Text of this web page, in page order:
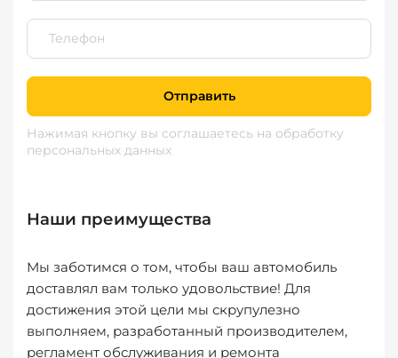
Отправить
Нажимая кнопку вы соглашаетесь на обработку
персональных данных
Наши преимущества
Мы заботимся о том, чтобы ваш автомобиль
доставлял вам только удовольствие! Для
достижения этой цели мы скрупулезно
выполняем, разработанный производителем,
регламент обслуживания и ремонта